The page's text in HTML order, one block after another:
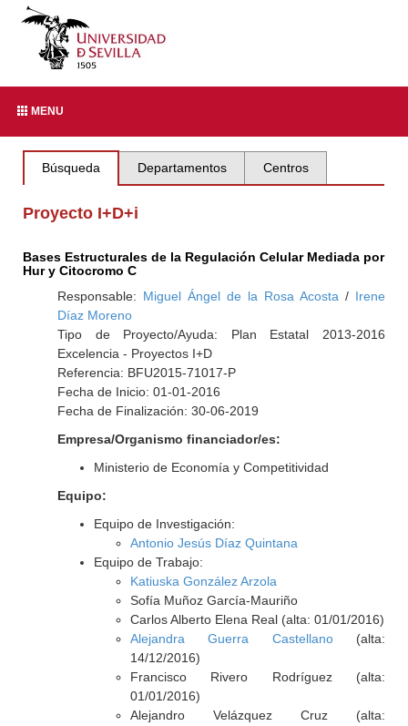
MENU
Búsqueda Departamentos Centros
Proyecto I+D+i
Bases Estructurales de la Regulación Celular Mediada por
Hur y Citocromo C
Responsable: Miguel Ángel de la Rosa Acosta / Irene
Díaz Moreno
Tipo de Proyecto/Ayuda: Plan Estatal 2013-2016
Excelencia - Proyectos I+D
Referencia: BFU2015-71017-P
Fecha de Inicio: 01-01-2016
Fecha de Finalización: 30-06-2019
Empresa/Organismo financiador/es:
Ministerio de Economía y Competitividad
Equipo:
Equipo de Investigación:
Antonio Jesús Díaz Quintana
Equipo de Trabajo:
Katiuska González Arzola
Sofía Muñoz García-Mauriño
Carlos Alberto Elena Real (alta: 01/01/2016)
Alejandra Guerra Castellano(alta:
14/12/2016)
Francisco Rivero Rodríguez (alta:
01/01/2016)
Alejandro Velázquez Cruz (alta: